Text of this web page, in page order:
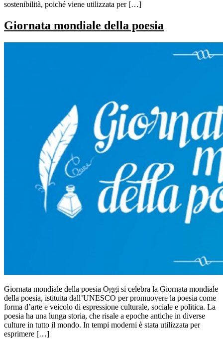
sostenibilità, poiché viene utilizzata per […]
Giornata mondiale della poesia
Giornata mondiale della poesia Oggi si celebra la Giornata mondiale
della poesia, istituita dall’UNESCO per promuovere la poesia come
forma d’arte e veicolo di espressione culturale, sociale e politica. La
poesia ha una lunga storia, che risale a epoche antiche in diverse
culture in tutto il mondo. In tempi moderni è stata utilizzata per
esprimere […]